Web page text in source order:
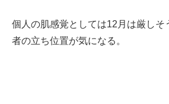
個人の肌感覚としては12月は厳しそ
者の立ち位置が気になる。